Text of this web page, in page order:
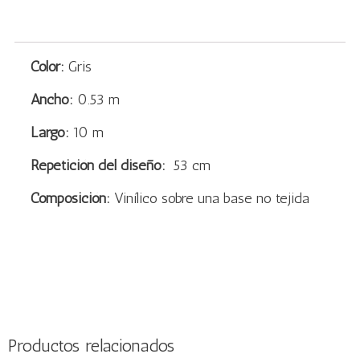
Color: Gris
Ancho: 0.53 m
Largo: 10 m
Repetición del diseño: 53 cm
Composición: Vinílico sobre una base no tejida
Productos relacionados